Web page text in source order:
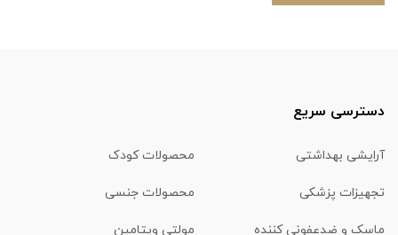
دسترسی سریع
آرایشی بهداشتی محصولات کودک
تجهیزات پزشکی محصولات جنسی
ماسک و ضدعفونی کننده مولتی ویتامین